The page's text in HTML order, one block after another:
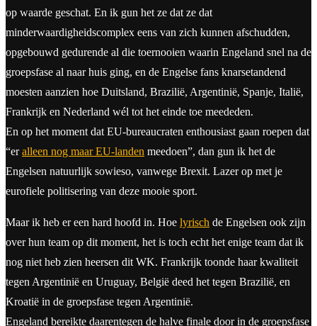
op waarde geschat. En ik gun het ze dat ze dat
minderwaardigheidscomplex eens van zich kunnen afschudden,
opgebouwd gedurende al die toernooien waarin Engeland snel na de
groepsfase al naar huis ging, en de Engelse fans knarsetandend
moesten aanzien hoe Duitsland, Brazilië, Argentinië, Spanje, Italië,
Frankrijk en Nederland wél tot het einde toe meededen.
En op het moment dat EU-bureaucraten enthousiast gaan roepen dat
“eralleen nog maar EU-landen meedoen”, dan gun ik het de
Engelsen natuurlijk sowieso, vanwege Brexit. Lazer op met je
eurofiele politisering van deze mooie sport.
Maar ik heb er een hard hoofd in. Hoe lyrisch de Engelsen ook zijn
over hun team op dit moment, het is toch echt het enige team dat ik
nog niet heb zien heersen dit WK. Frankrijk toonde haar kwaliteit
tegen Argentinië en Uruguay, België deed het tegen Brazilië, en
Kroatië in de groepsfase tegen Argentinië.
Engeland bereikte daarentegen de halve finale door in de groepsfase